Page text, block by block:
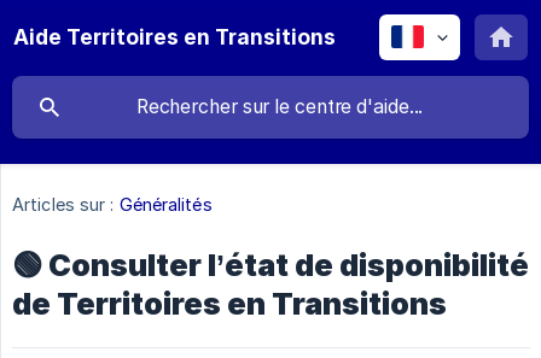
Aide Territoires en Transitions
Articles sur : Généralités
🟢 Consulter l’état de disponibilité
de Territoires en Transitions